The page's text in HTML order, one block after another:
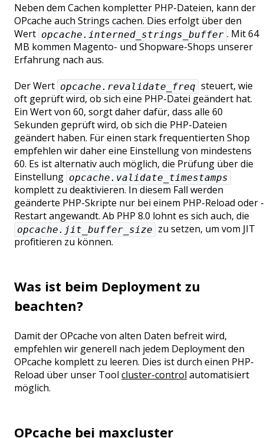
Neben dem Cachen kompletter PHP-Dateien, kann der
OPcache auch Strings cachen. Dies erfolgt über den
Wert opcache.interned_strings_buffer . Mit 64
MB kommen Magento- und Shopware-Shops unserer
Erfahrung nach aus.
Der Wert opcache.revalidate_freq steuert, wie
oft geprüft wird, ob sich eine PHP-Datei geändert hat.
Ein Wert von 60, sorgt daher dafür, dass alle 60
Sekunden geprüft wird, ob sich die PHP-Dateien
geändert haben. Für einen stark frequentierten Shop
empfehlen wir daher eine Einstellung von mindestens
60. Es ist alternativ auch möglich, die Prüfung über die
Einstellung opcache.validate_timestamps
komplett zu deaktivieren. In diesem Fall werden
geänderte PHP-Skripte nur bei einem PHP-Reload oder -
Restart angewandt. Ab PHP 8.0 lohnt es sich auch, die
opcache.jit_buffer_size zu setzen, um vom JIT
profitieren zu können.
Was ist beim Deployment zu
beachten?
Damit der OPcache von alten Daten befreit wird,
empfehlen wir generell nach jedem Deployment den
OPcache komplett zu leeren. Dies ist durch einen PHP-
Reload über unser Tool cluster-control automatisiert
möglich.
OPcache bei maxcluster